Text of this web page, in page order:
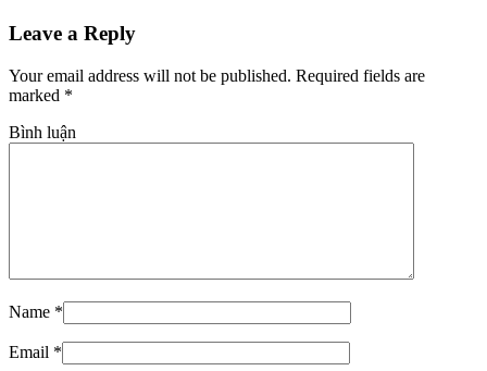
Leave a Reply
Your email address will not be published. Required fields are
marked *
Bình luận
Name *
Email *